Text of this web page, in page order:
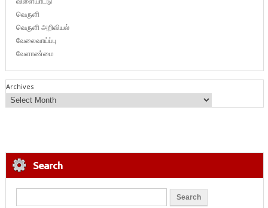
வெருளி
வெருளி அறிவியல்
வேலைவாய்ப்பு
வேளாண்மை
Archives
Search